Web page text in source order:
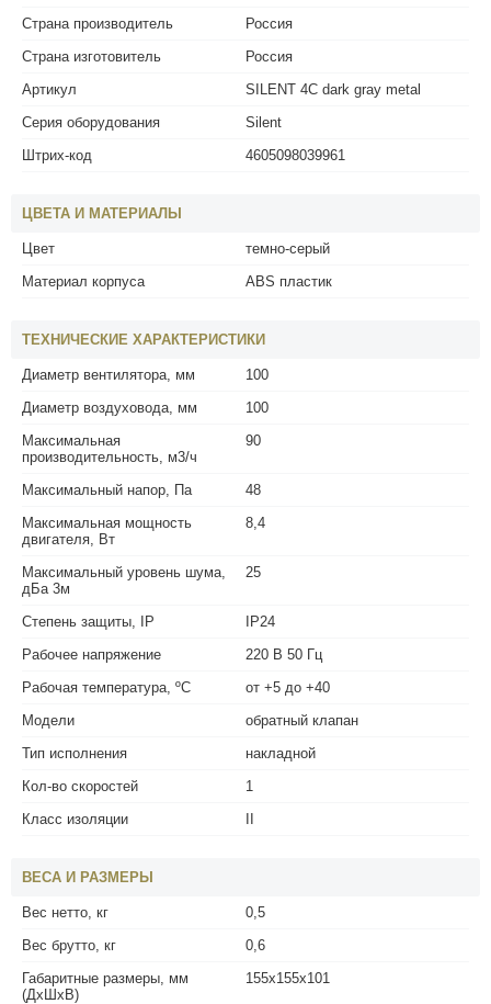
Страна производитель
Россия
Страна изготовитель
Россия
Артикул
SILENT 4C dark gray metal
Серия оборудования
Silent
Штрих-код
4605098039961
ЦВЕТА И МАТЕРИАЛЫ
Цвет
темно-серый
Материал корпуса
ABS пластик
ТЕХНИЧЕСКИЕ ХАРАКТЕРИСТИКИ
Диаметр вентилятора, мм
100
Диаметр воздуховода, мм
100
Максимальная
производительность, м3/ч
90
Максимальный напор, Па
48
Максимальная мощность
двигателя, Вт
8,4
Максимальный уровень шума,
дБа 3м
25
Степень защиты, IP
IP24
Рабочее напряжение
220 В 50 Гц
Рабочая температура, ºС
от +5 до +40
Модели
обратный клапан
Тип исполнения
накладной
Кол-во скоростей
1
Класс изоляции
II
ВЕСА И РАЗМЕРЫ
Вес нетто, кг
0,5
Вес брутто, кг
0,6
Габаритные размеры, мм
(ДхШхВ)
155х155х101